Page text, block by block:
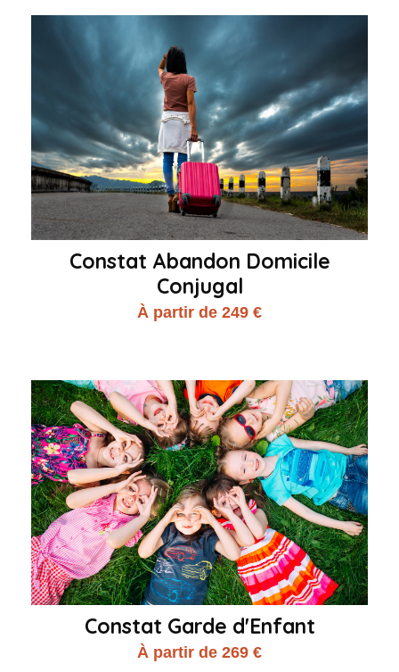
Constat Abandon Domicile
Conjugal
À partir de 249 €
Constat Garde d'Enfant
À partir de 269 €